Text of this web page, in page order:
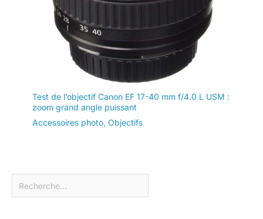
Test de l’objectif Canon EF 17-40 mm f/4.0 L USM :
zoom grand angle puissant
Accessoires photo, Objectifs